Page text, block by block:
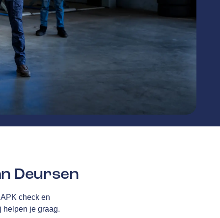
Deursen
check en
helpen je graag.